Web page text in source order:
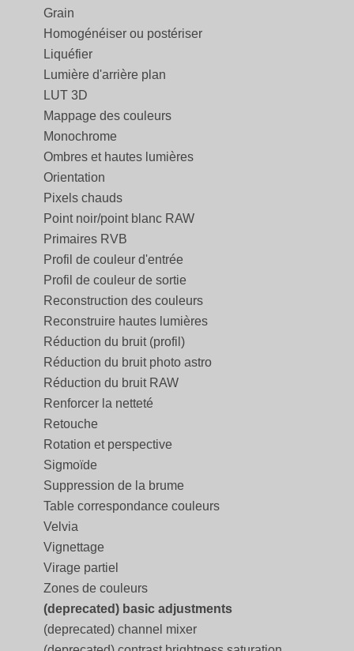
Grain
Homogénéiser ou postériser
Liquéfier
Lumière d'arrière plan
LUT 3D
Mappage des couleurs
Monochrome
Ombres et hautes lumières
Orientation
Pixels chauds
Point noir/point blanc RAW
Primaires RVB
Profil de couleur d'entrée
Profil de couleur de sortie
Reconstruction des couleurs
Reconstruire hautes lumières
Réduction du bruit (profil)
Réduction du bruit photo astro
Réduction du bruit RAW
Renforcer la netteté
Retouche
Rotation et perspective
Sigmoïde
Suppression de la brume
Table correspondance couleurs
Velvia
Vignettage
Virage partiel
Zones de couleurs
(deprecated) basic adjustments
(deprecated) channel mixer